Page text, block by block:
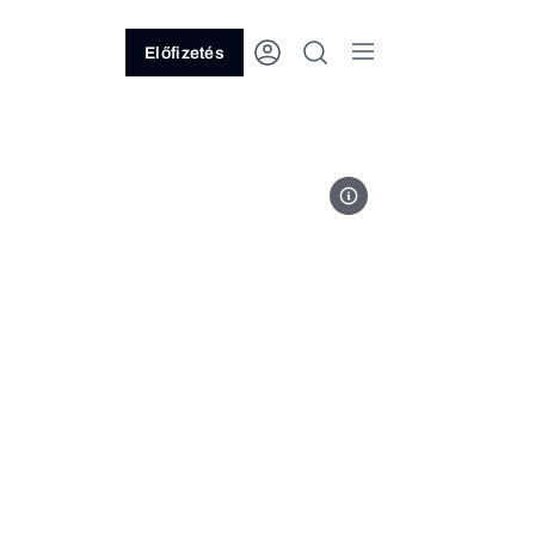
Előfizetés
Fotó: Ránki Dániel/Forbes-